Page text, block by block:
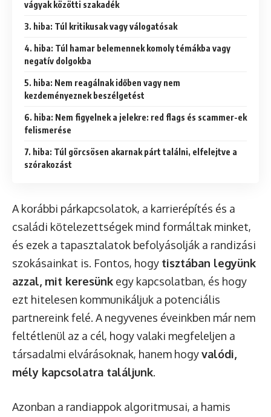
vágyak közötti szakadék
3. hiba: Túl kritikusak vagy válogatósak
4. hiba: Túl hamar belemennek komoly témákba vagy
negatív dolgokba
5. hiba: Nem reagálnak időben vagy nem
kezdeményeznek beszélgetést
6. hiba: Nem figyelnek a jelekre: red flags és scammer-ek
felismerése
7. hiba: Túl görcsösen akarnak párt találni, elfelejtve a
szórakozást
A korábbi párkapcsolatok, a karrierépítés és a
családi kötelezettségek mind formáltak minket,
és ezek a tapasztalatok befolyásolják a randizási
szokásainkat is. Fontos, hogy tisztában legyünk
azzal, mit keresünk egy kapcsolatban, és hogy
ezt hitelesen kommunikáljuk a potenciális
partnereink felé. A negyvenes éveinkben már nem
feltétlenül az a cél, hogy valaki megfeleljen a
társadalmi elvárásoknak, hanem hogyvalódi,
mély kapcsolatra találjunk.
Azonban a randiappok algoritmusai, a hamis